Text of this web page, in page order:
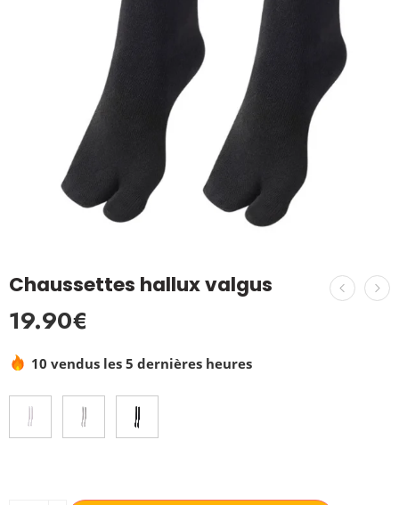
Chaussettes hallux valgus
19.90€
10 vendus les 5 dernières heures